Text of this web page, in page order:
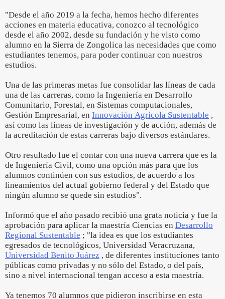
"Desde el año 2019 a la fecha, hemos hecho diferentes
acciones en materia educativa, conozco al tecnológico
desde el año 2002, desde su fundación y he visto como
alumno en la Sierra de Zongolica las necesidades que como
estudiantes tenemos, para poder continuar con nuestros
estudios.
Una de las primeras metas fue consolidar las líneas de cada
una de las carreras, como la Ingeniería en Desarrollo
Comunitario, Forestal, en Sistemas computacionales,
Gestión Empresarial, en Innovación Agrícola Sustentable ,
así como las líneas de investigación y de acción, además de
la acreditación de estas carreras bajo diversos estándares.
Otro resultado fue el contar con una nueva carrera que es la
de Ingeniería Civil, como una opción más para que los
alumnos continúen con sus estudios, de acuerdo a los
lineamientos del actual gobierno federal y del Estado que
ningún alumno se quede sin estudios".
Informó que el año pasado recibió una grata noticia y fue la
aprobación para aplicar la maestría Ciencias en Desarrollo
Regional Sustentable ; "la idea es que los estudiantes
egresados de tecnológicos, Universidad Veracruzana,
Universidad Benito Juárez , de diferentes instituciones tanto
públicas como privadas y no sólo del Estado, o del país,
sino a nivel internacional tengan acceso a esta maestría.
Ya tenemos 70 alumnos que pidieron inscribirse en esta